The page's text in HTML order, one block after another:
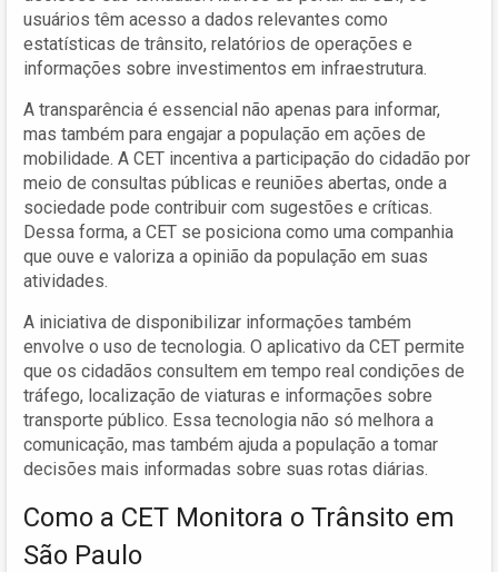
usuários têm acesso a dados relevantes como
estatísticas de trânsito, relatórios de operações e
informações sobre investimentos em infraestrutura.
A transparência é essencial não apenas para informar,
mas também para engajar a população em ações de
mobilidade. A CET incentiva a participação do cidadão por
meio de consultas públicas e reuniões abertas, onde a
sociedade pode contribuir com sugestões e críticas.
Dessa forma, a CET se posiciona como uma companhia
que ouve e valoriza a opinião da população em suas
atividades.
A iniciativa de disponibilizar informações também
envolve o uso de tecnologia. O aplicativo da CET permite
que os cidadãos consultem em tempo real condições de
tráfego, localização de viaturas e informações sobre
transporte público. Essa tecnologia não só melhora a
comunicação, mas também ajuda a população a tomar
decisões mais informadas sobre suas rotas diárias.
Como a CET Monitora o Trânsito em
São Paulo